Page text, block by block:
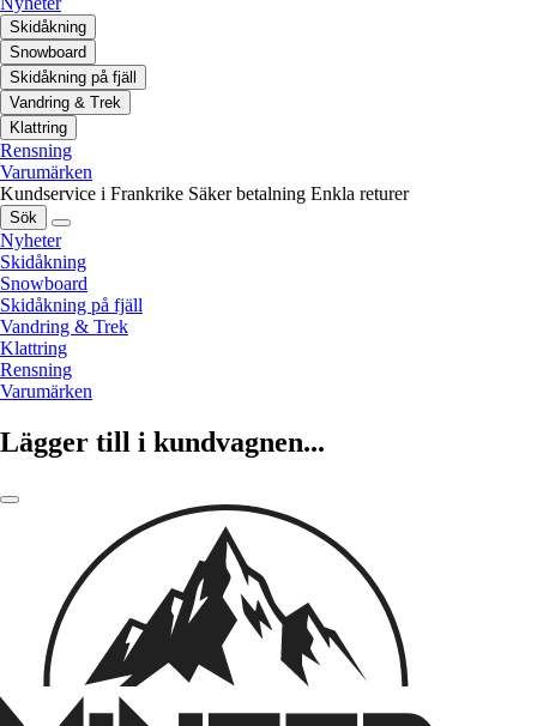
Skidåkning
Snowboard
Skidåkning på fjäll
Vandring & Trek
Klattring
Rensning
Varumärken
Kundservice i Frankrike Säker betalning Enkla returer
Sök
Nyheter
Skidåkning
Snowboard
Skidåkning på fjäll
Vandring & Trek
Klattring
Rensning
Varumärken
Lägger till i kundvagnen...